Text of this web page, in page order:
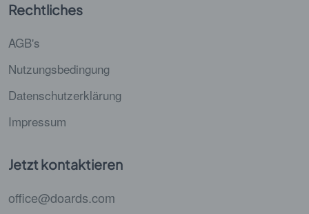
Rechtliches
AGB's
Nutzungsbedingung
Datenschutzerklärung
Impressum
Jetzt kontaktieren
office@doards.com